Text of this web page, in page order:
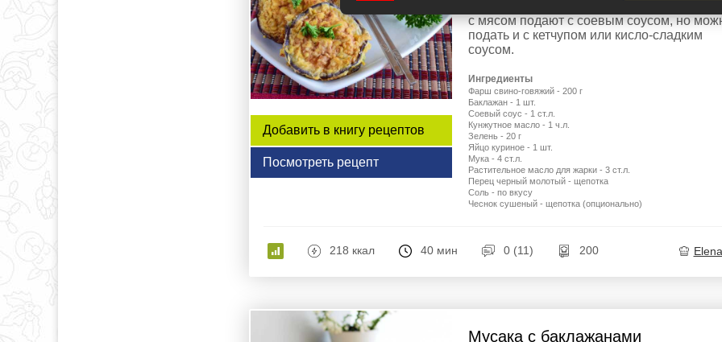
Добавить в книгу рецептов
Посмотреть рецепт
с мясом подают с соевым соусом, но
подать и с кетчупом или кисло-сладким
соусом.
Ингредиенты
Фарш свино-говяжий - 200 г
Баклажан - 1 шт.
Соевый соус - 1 ст.л.
Кунжутное масло - 1 ч.л.
Зелень - 20 г
Яйцо куриное - 1 шт.
Мука - 4 ст.л.
Растительное масло для жарки - 3 ст.л.
Перец черный молотый - щепотка
Соль - по вкусу
Чеснок сушеный - щепотка (опционально)
218 ккал 40 мин 0 (11) 200
Мусака с баклажанами